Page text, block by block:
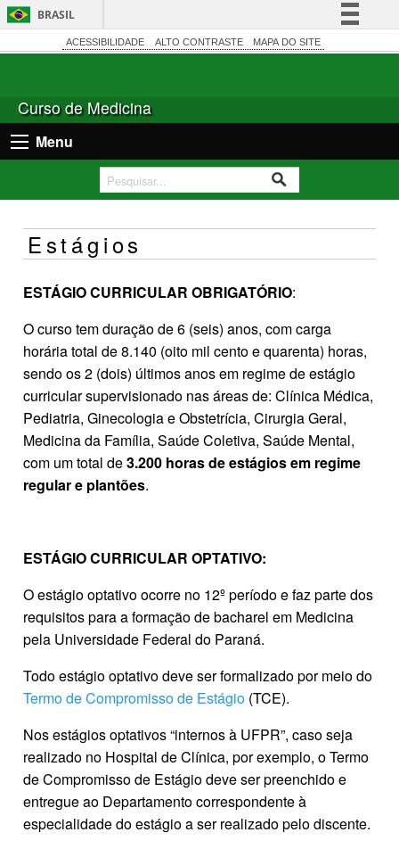
BRASIL
Simplifique!
Acesso à informação
Canais
ACESSIBILIDADE ALTO CONTRASTE MAPA DO SITE
Curso de Medicina
Menu
Estágios
ESTÁGIO CURRICULAR OBRIGATÓRIO:
O curso tem duração de 6 (seis) anos, com carga
horária total de 8.140 (oito mil cento e quarenta) horas,
sendo os 2 (dois) últimos anos em regime de estágio
curricular supervisionado nas áreas de: Clínica Médica,
Pediatria, Ginecologia e Obstetrícia, Cirurgia Geral,
Medicina da Família, Saúde Coletiva, Saúde Mental,
com um total de3.200 horas de estágios em regime
regular e plantões.
ESTÁGIO CURRICULAR OPTATIVO:
O estágio optativo ocorre no 12º período e faz parte dos
requisitos para a formação de bacharel em Medicina
pela Universidade Federal do Paraná.
Todo estágio optativo deve ser formalizado por meio do
Termo de Compromisso de Estágio (TCE).
Nos estágios optativos “internos à UFPR”, caso seja
realizado no Hospital de Clínica, por exemplo, o Termo
de Compromisso de Estágio deve ser preenchido e
entregue ao Departamento correspondente à
especialidade do estágio a ser realizado pelo discente.